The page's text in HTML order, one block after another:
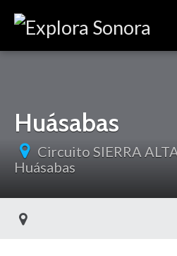
Huásabas
Circuito SIERRA
Huásabas